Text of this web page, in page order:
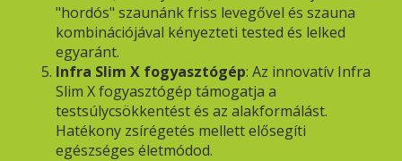
"hordós" szaunánk friss levegővel és szauna
kombinációjával kényezteti tested és lelked
egyaránt.
Infra Slim X fogyasztógép: Az innovatív Infra
Slim X fogyasztógép támogatja a
testsúlycsökkentést és az alakformálást.
Hatékony zsírégetés mellett elősegíti
egészséges életmódod.